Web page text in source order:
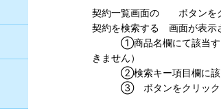
契約一覧画面の
ボタンを
契約を検索する 画面が表示
①商品名欄にて該当する
きません）
②検索キー項目欄に該当
③ボタンをクリック